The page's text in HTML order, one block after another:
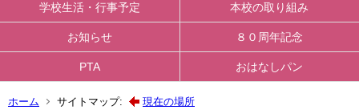
学校生活・行事予定 本校の取り組み
お知らせ ８０周年記念
PTA おはなしパン
ホーム サイトマップ: 現在の場所